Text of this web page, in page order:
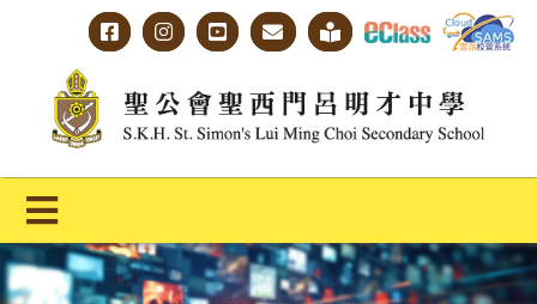
content
Toggle
Navigation
主頁